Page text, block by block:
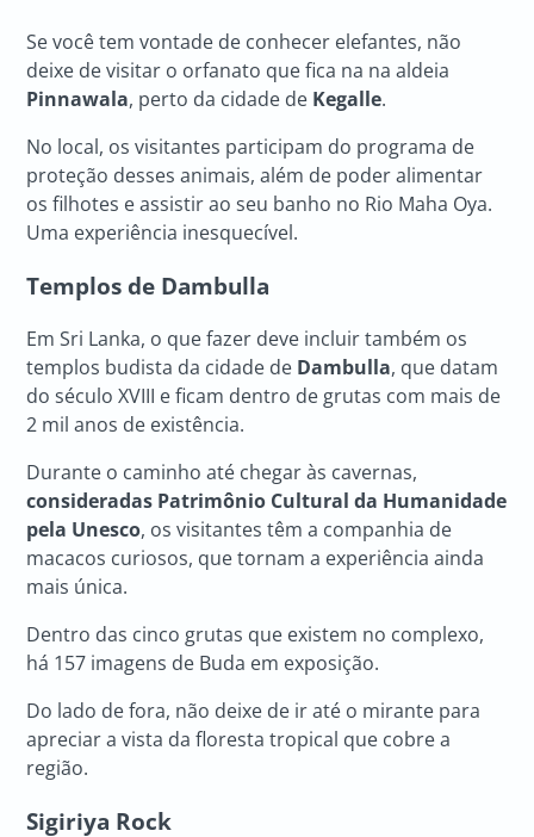
Se você tem vontade de conhecer elefantes, não
deixe de visitar o orfanato que fica na na aldeia
Pinnawala, perto da cidade de Kegalle.
No local, os visitantes participam do programa de
proteção desses animais, além de poder alimentar
os filhotes e assistir ao seu banho no Rio Maha Oya.
Uma experiência inesquecível.
Templos de Dambulla
Em Sri Lanka, o que fazer deve incluir também os
templos budista da cidade de Dambulla, que datam
do século XVIII e ficam dentro de grutas com mais de
2 mil anos de existência.
Durante o caminho até chegar às cavernas,
consideradas Patrimônio Cultural da Humanidade
pela Unesco, os visitantes têm a companhia de
macacos curiosos, que tornam a experiência ainda
mais única.
Dentro das cinco grutas que existem no complexo,
há 157 imagens de Buda em exposição.
Do lado de fora, não deixe de ir até o mirante para
apreciar a vista da floresta tropical que cobre a
região.
Sigiriya Rock